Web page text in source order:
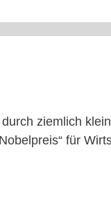
ziemlich
für